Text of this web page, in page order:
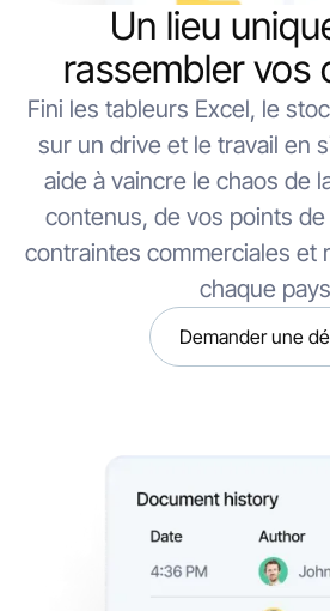
Un lieu
rassembler vos
Fini les tableurs Excel, le
sur un drive et le travail en
aide à vaincre le chaos de
contenus, de vos points
contraintes commerciales et
chaque
Demander une